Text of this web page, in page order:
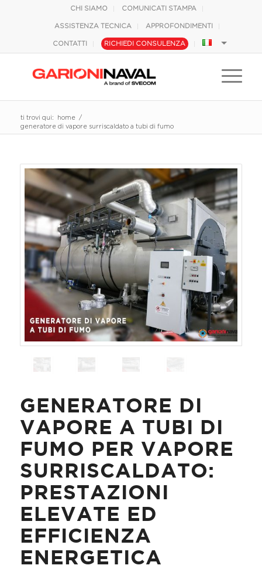
CHI SIAMO COMUNICATI STAMPA
ASSISTENZA TECNICA APPROFONDIMENTI
CONTATTI RICHIEDI CONSULENZA
ti trovi qui: home
/
generatore di vapore surriscaldato a tubi di fumo
GENERATORE DI
VAPORE A TUBI DI
FUMO PER VAPORE
SURRISCALDATO:
PRESTAZIONI
ELEVATE ED
EFFICIENZA
ENERGETICA